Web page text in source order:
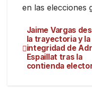
en las elecciones
Jaime Vargas
la trayectoria y la
integridad de
Espaillat tras la
contienda